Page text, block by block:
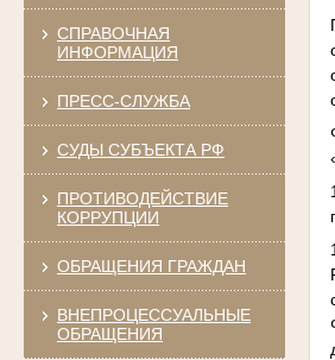
СПРАВОЧНАЯ
ИНФОРМАЦИЯ
ПРЕСС-СЛУЖБА
СУДЫ СУБЪЕКТА РФ
ПРОТИВОДЕЙСТВИЕ
КОРРУПЦИИ
ОБРАЩЕНИЯ ГРАЖДАН
ВНЕПРОЦЕССУАЛЬНЫЕ
ОБРАЩЕНИЯ